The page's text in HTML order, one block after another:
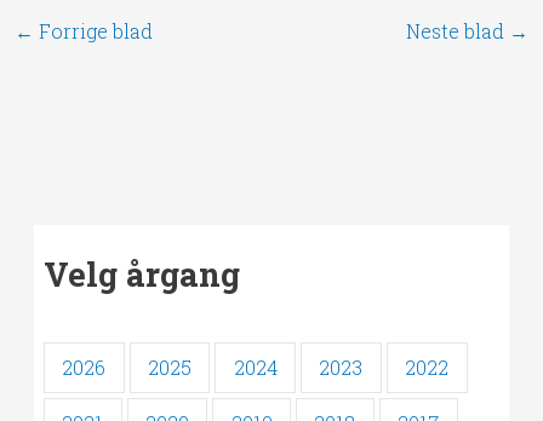
← Forrige blad Neste blad →
Velg årgang
2026 2025 2024 2023 2022